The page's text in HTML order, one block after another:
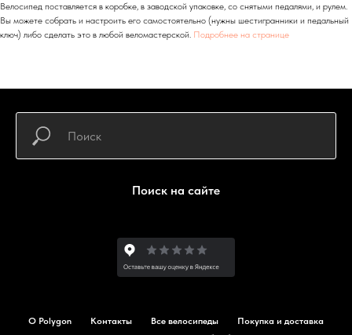
Велосипед поставляется в коробке, в заводской упаковке, со снятыми педалями, и рулем.
Вы можете собрать и настроить его самостоятельно (нужны шестигранники и педальный
ключ) либо сделать это в любой веломастерской. Подробнее на странице
Поиск на сайте
О Polygon Контакты Все велосипеды
Покупка и доставка